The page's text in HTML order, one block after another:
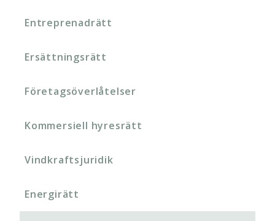
Entreprenadrätt
Ersättningsrätt
Företagsöverlåtelser
Kommersiell hyresrätt
Vindkraftsjuridik
Energirätt